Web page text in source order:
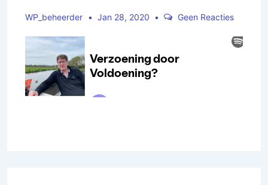
WP_beheerder Jan 28, 2020 Geen Reacties